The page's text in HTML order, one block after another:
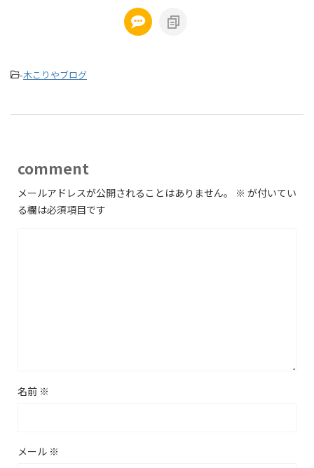
-木こりやブログ
comment
メールアドレスが公開されることはありません。 ※ が付いてい
る欄は必須項目です
名前 ※
メール ※